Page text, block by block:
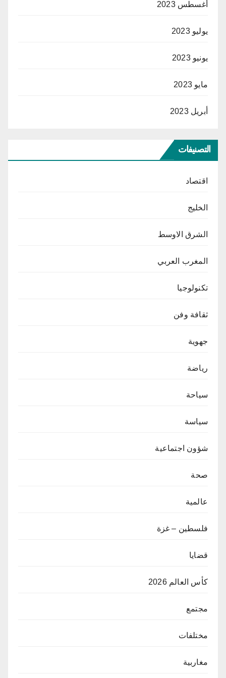
أغسطس 2023
يوليو 2023
يونيو 2023
مايو 2023
أبريل 2023
التصنيفات
اقتصاد
الخليج
الشرق الاوسط
المغرب العربي
تكنولوجيا
ثقافة وفن
جهوية
رياضة
سياحة
سياسة
شؤون اجتماعية
صحة
عالمية
فلسطين – غزة
قضايا
كأس العالم 2026
مجتمع
مختلفات
مغاربية